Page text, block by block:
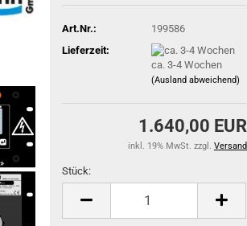
Art.Nr.:
199586
Lieferzeit:
ca. 3-4 Wochen
(Ausland abweichend)
1.640,00 EUR
inkl. 19% MwSt. zzgl. Versand
Stück:
Stück